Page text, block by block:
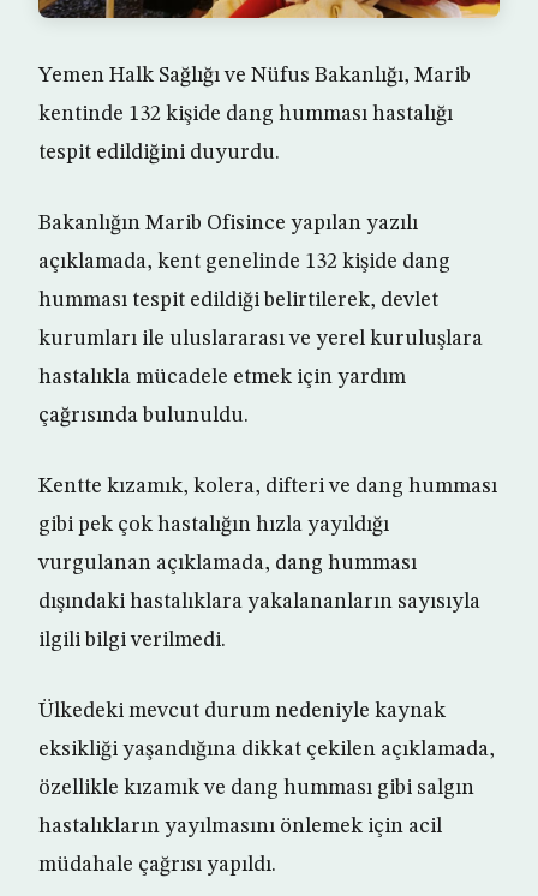
Yemen Halk Sağlığı ve Nüfus Bakanlığı, Marib
kentinde 132 kişide dang humması hastalığı
tespit edildiğini duyurdu.
Bakanlığın Marib Ofisince yapılan yazılı
açıklamada, kent genelinde 132 kişide dang
humması tespit edildiği belirtilerek, devlet
kurumları ile uluslararası ve yerel kuruluşlara
hastalıkla mücadele etmek için yardım
çağrısında bulunuldu.
Kentte kızamık, kolera, difteri ve dang humması
gibi pek çok hastalığın hızla yayıldığı
vurgulanan açıklamada, dang humması
dışındaki hastalıklara yakalananların sayısıyla
ilgili bilgi verilmedi.
Ülkedeki mevcut durum nedeniyle kaynak
eksikliği yaşandığına dikkat çekilen açıklamada,
özellikle kızamık ve dang humması gibi salgın
hastalıkların yayılmasını önlemek için acil
müdahale çağrısı yapıldı.